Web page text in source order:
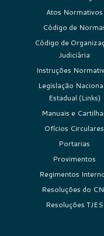
Atos Normativos
Código de
Código de
Judiciária
Instruções
Legislação
Estadual (Links)
Manuais e
Ofícios Circulares
Portarias
Provimentos
Regimentos
Resoluções do
Resoluções TJES